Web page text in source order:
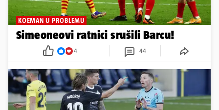
KOEMAN U PROBLEMU
Simeoneovi ratnici srušili Barcu!
4 44